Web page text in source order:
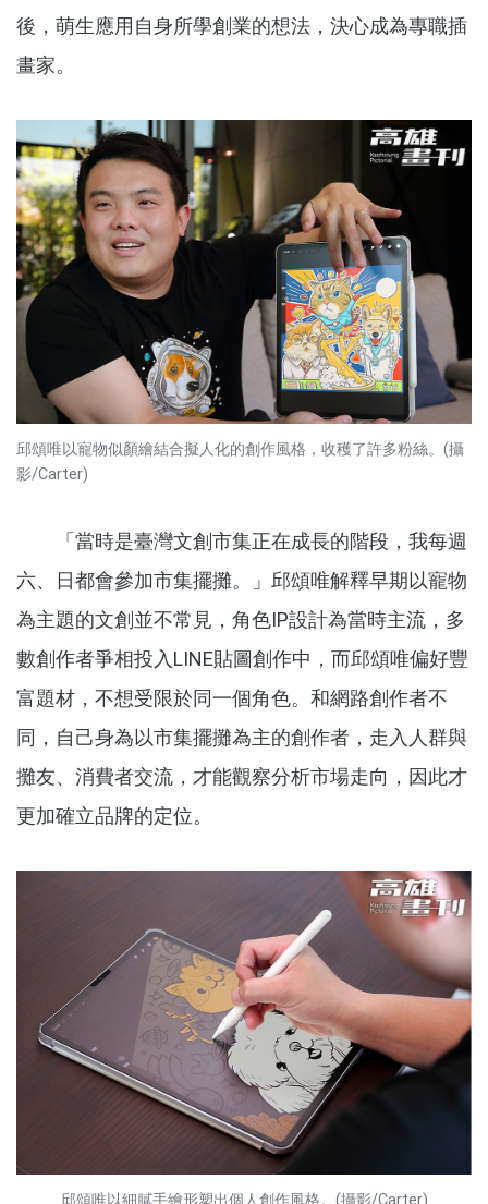
後，萌生應用自身所學創業的想法，決心成為專職插
畫家。
邱頌唯以寵物似顏繪結合擬人化的創作風格，收穫了許多粉絲。(攝
影/Carter)
「當時是臺灣文創市集正在成長的階段，我每週
六、日都會參加市集擺攤。」邱頌唯解釋早期以寵物
為主題的文創並不常見，角色IP設計為當時主流，多
數創作者爭相投入LINE貼圖創作中，而邱頌唯偏好豐
富題材，不想受限於同一個角色。和網路創作者不
同，自己身為以市集擺攤為主的創作者，走入人群與
攤友、消費者交流，才能觀察分析市場走向，因此才
更加確立品牌的定位。
邱頌唯以細膩手繪形塑出個人創作風格。(攝影/Carter)